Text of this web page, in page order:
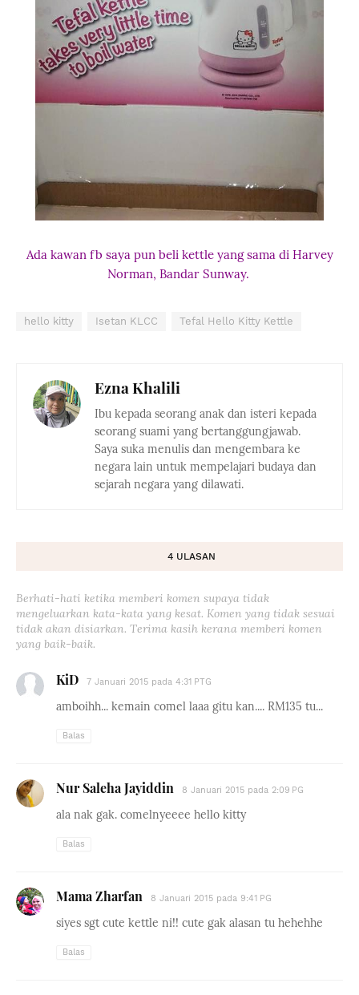
Ada kawan fb saya pun beli kettle yang sama di Harvey
Norman, Bandar Sunway.
hello kitty Isetan KLCC Tefal Hello Kitty Kettle
Ezna Khalili
Ibu kepada seorang anak dan isteri kepada
seorang suami yang bertanggungjawab.
Saya suka menulis dan mengembara ke
negara lain untuk mempelajari budaya dan
sejarah negara yang dilawati.
4 ULASAN
Berhati-hati ketika memberi komen supaya tidak
mengeluarkan kata-kata yang kesat. Komen yang tidak sesuai
tidak akan disiarkan. Terima kasih kerana memberi komen
yang baik-baik.
KiD 7 Januari 2015 pada 4:31 PTG
amboihh... kemain comel laaa gitu kan.... RM135 tu...
Balas
Nur Saleha Jayiddin 8 Januari 2015 pada 2:09 PG
ala nak gak. comelnyeeee hello kitty
Balas
Mama Zharfan 8 Januari 2015 pada 9:41 PG
siyes sgt cute kettle ni!! cute gak alasan tu hehehhe
Balas